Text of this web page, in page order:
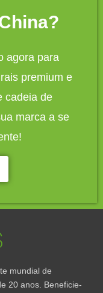
agora para
premium e
cadeia de
marca a se
mundial de
20 anos. Beneficie-